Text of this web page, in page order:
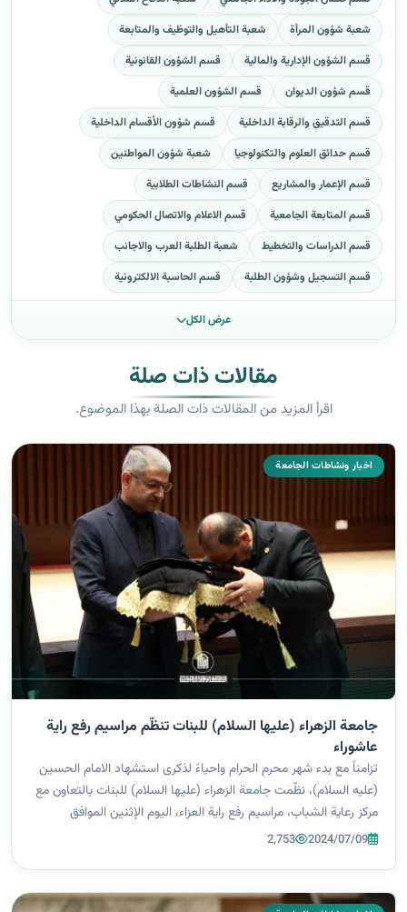
شعبة شؤون المرأة
شعبة التأهيل والتوظيف والمتابعة
قسم الشؤون الإدارية والمالية
قسم الشؤون القانونية
قسم شؤون الديوان
قسم الشؤون العلمية
قسم التدقيق والرقابة الداخلية
قسم شؤون الأقسام الداخلية
قسم حدائق العلوم والتكنولوجيا
شعبة شؤون المواطنين
قسم الإعمار والمشاريع
قسم النشاطات الطلابية
قسم المتابعة الجامعية
قسم الاعلام والاتصال الحكومي
قسم الدراسات والتخطيط
شعبة الطلبة العرب والاجانب
قسم التسجيل وشؤون الطلبة
قسم الحاسبة الالكترونية
عرض الكل
مقالات ذات صلة
اقرأ المزيد من المقالات ذات الصلة بهذا الموضوع.
اخبار ونشاطات الجامعة
جامعة الزهراء (عليها السلام) للبنات تنظّم مراسيم رفع راية
عاشوراء
تزامناً مع بدء شهر محرم الحرام واحياءً لذكرى استشهاد الامام الحسين
(عليه السلام)، نظّمت جامعة الزهراء (عليها السلام) للبنات بالتعاون مع
مركز رعاية الشباب، مراسيم رفع راية العزاء، اليوم الإثنين الموافق
8/7/2024، على قاعة أم أبيها. ابتدأت المراسيم بقراءة آيٍ من...
2024/07/09
2,753